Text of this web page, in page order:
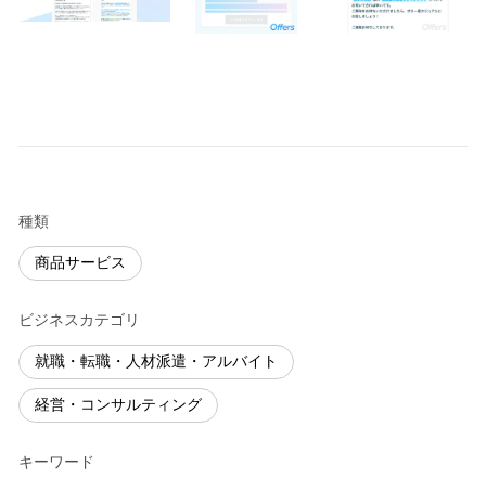
種類
商品サービス
ビジネスカテゴリ
就職・転職・人材派遣・アルバイト
経営・コンサルティング
キーワード